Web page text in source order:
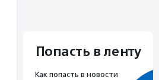
Попасть в ленту
Как попасть в новости